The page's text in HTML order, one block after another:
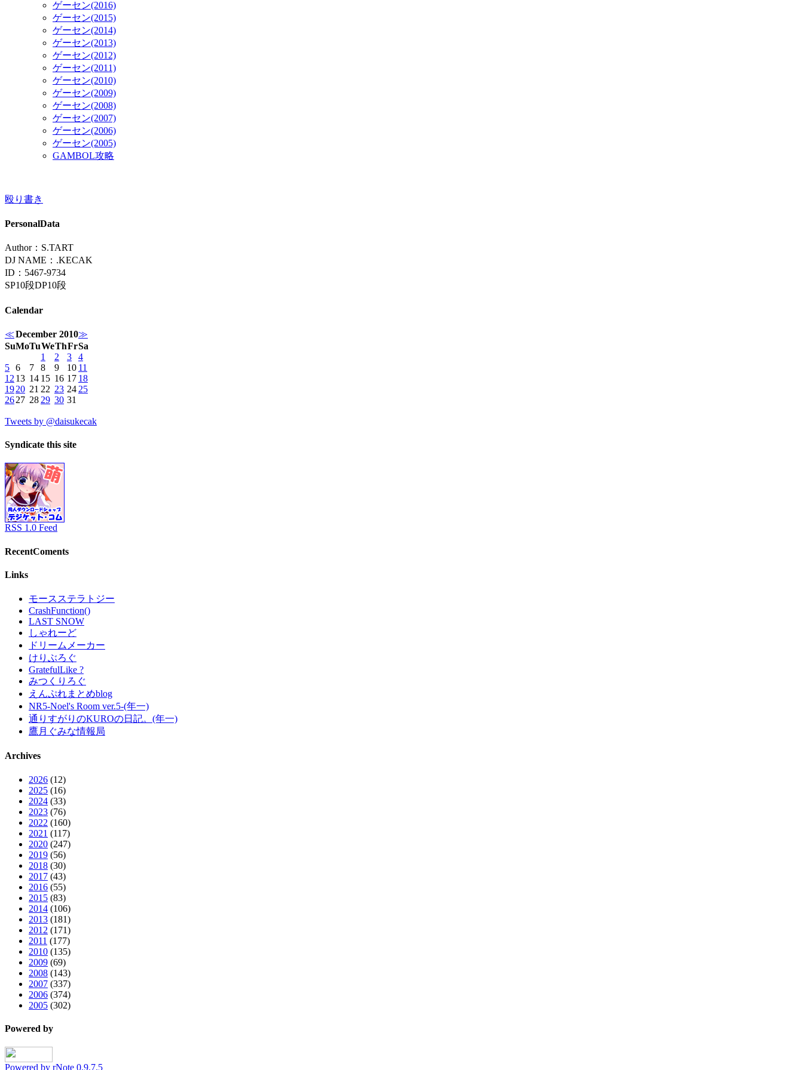
ゲーセン(2016)
ゲーセン(2015)
ゲーセン(2014)
ゲーセン(2013)
ゲーセン(2012)
ゲーセン(2011)
ゲーセン(2010)
ゲーセン(2009)
ゲーセン(2008)
ゲーセン(2007)
ゲーセン(2006)
ゲーセン(2005)
GAMBOL攻略
殴り書き
PersonalData
Author：S.TART
DJ NAME：.KECAK
ID：5467-9734
SP10段DP10段
Calendar
≪December 2010≫
SuMoTuWeThFrSa
1
2 3
4
5 6 7 8 9 10 11
12 13 14 15 16 17 18
1920 21 22 23 24 25
2627 28 29 30 31
Tweets by @daisukecak
Syndicate this site
RSS 1.0 Feed
RecentComents
Links
モースステラトジー
CrashFunction()
LAST SNOW
しゃれーど
ドリームメーカー
けりぶろぐ
GratefulLike ?
みつくりろぐ
えんぷれまとめblog
NR5-Noel's Room ver.5-(年一)
通りすがりのKUROの日記。(年一)
鷹月ぐみな情報局
Archives
2026 (12)
2025 (16)
2024 (33)
2023 (76)
2022 (160)
2021 (117)
2020 (247)
2019 (56)
2018 (30)
2017 (43)
2016 (55)
2015 (83)
2014 (106)
2013 (181)
2012 (171)
2011 (177)
2010 (135)
2009 (69)
2008 (143)
2007 (337)
2006 (374)
2005 (302)
Powered by
Powered by rNote 0.9.7.5